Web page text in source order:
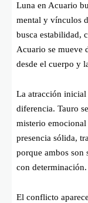
Luna en Acuario
mental y vínculos
busca estabilidad,
Acuario se mueve
desde el cuerpo y
La atracción inicial
diferencia. Tauro
misterio
presencia sólida,
porque ambos son
con determinación.
El conflicto